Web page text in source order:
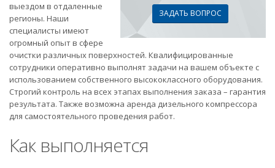
ЗАДАТЬ ВОПРОС
выездом в отдаленные
регионы. Наши
специалисты имеют
огромный опыт в сфере
очистки различных поверхностей. Квалифицированные
сотрудники оперативно выполнят задачи на вашем объекте с
использованием собственного высококлассного оборудования.
Строгий контроль на всех этапах выполнения заказа – гарантия
результата. Также возможна аренда дизельного компрессора
для самостоятельного проведения работ.
Как выполняется